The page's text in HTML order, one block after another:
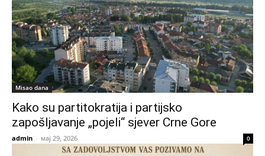
Misao dana
Kako su partitokratija i partijsko
zapošljavanje „pojeli“ sjever Crne Gore
admin - мај 29, 2026 0